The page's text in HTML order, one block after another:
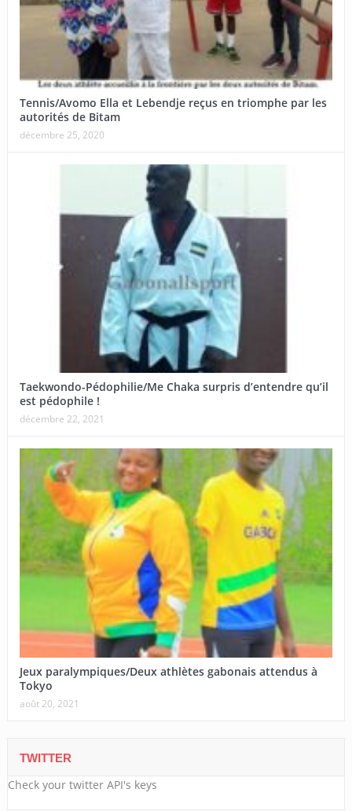
Tennis/Avomo Ella et Lebendje reçus en triomphe par les
autorités de Bitam
décembre 25, 2020
Taekwondo-Pédophilie/Me Chaka surpris d’entendre qu’il
est pédophile !
décembre 22, 2021
Jeux paralympiques/Deux athlètes gabonais attendus à
Tokyo
août 20, 2021
TWITTER
Check your twitter API's keys